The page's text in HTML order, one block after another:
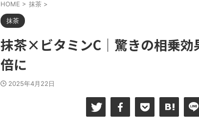
HOME > 抹茶 >
抹茶
抹茶×ビタミンC｜驚きの相乗効
倍に
2025年4月22日